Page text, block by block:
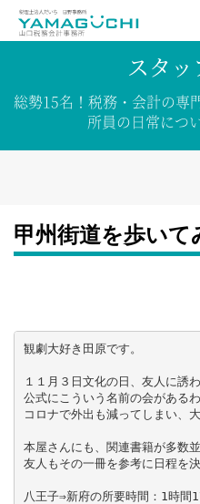
スタ
総勢15名！ 税務・会計の専
所員の日常につ
甲州街道を歩い
観劇大好き田原です。
１１月３日文化の日、友人に誘
公式にこういう名前の会がある
コロナで外出も減ってしまい、
本屋さんにも、関連書籍が多数
友人もその一冊を参考に日程を
八王子⇒新府の所要時間：1時間